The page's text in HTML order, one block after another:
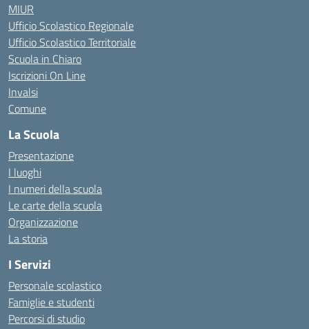
MIUR
Ufficio Scolastico Regionale
Ufficio Scolastico Territoriale
Scuola in Chiaro
Iscrizioni On Line
Invalsi
Comune
La Scuola
Presentazione
I luoghi
I numeri della scuola
Le carte della scuola
Organizzazione
La storia
I Servizi
Personale scolastico
Famiglie e studenti
Percorsi di studio